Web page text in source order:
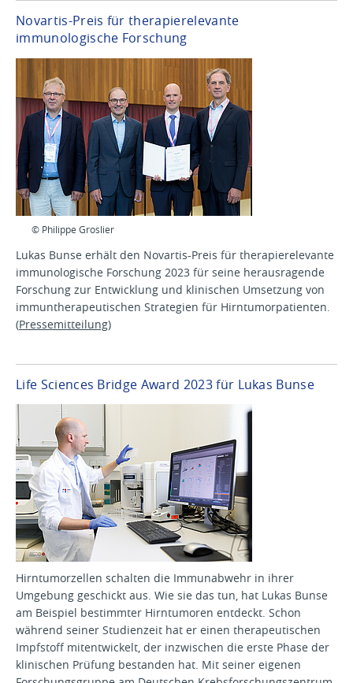
Novartis-Preis für therapierelevante
immunologische Forschung
© Philippe Groslier
Lukas Bunse erhält den Novartis-Preis für therapierelevante
immunologische Forschung 2023 für seine herausragende
Forschung zur Entwicklung und klinischen Umsetzung von
immuntherapeutischen Strategien für Hirntumorpatienten.
(Pressemitteilung)
Life Sciences Bridge Award 2023 für Lukas Bunse
Hirntumorzellen schalten die Immunabwehr in ihrer
Umgebung geschickt aus. Wie sie das tun, hat Lukas Bunse
am Beispiel bestimmter Hirntumoren entdeckt. Schon
während seiner Studienzeit hat er einen therapeutischen
Impfstoff mitentwickelt, der inzwischen die erste Phase der
klinischen Prüfung bestanden hat. Mit seiner eigenen